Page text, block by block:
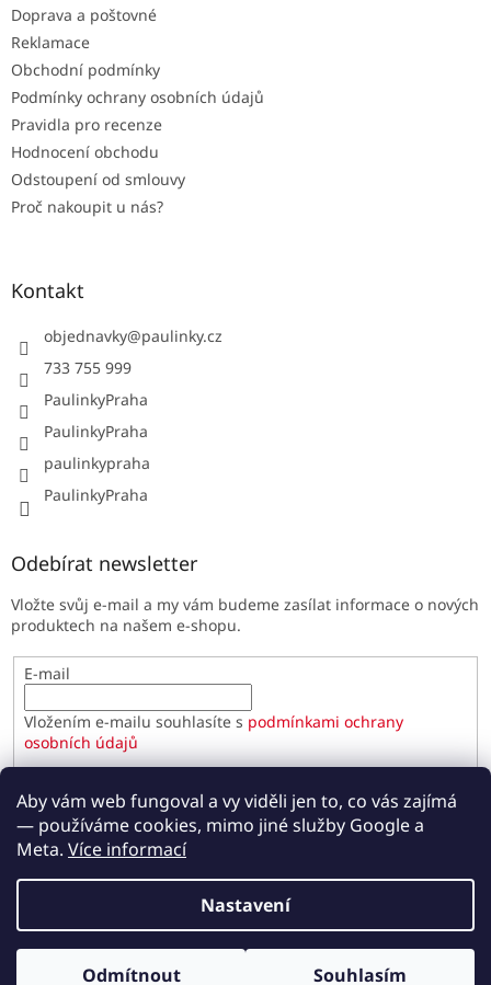
Aby vám web fungoval a vy viděli jen to, co vás zajímá
— používáme cookies, mimo jiné služby Google a
Meta. Více informací
Nastavení
Odmítnout Souhlasím
Doprava a poštovné
Reklamace
Obchodní podmínky
Podmínky ochrany osobních údajů
Pravidla pro recenze
Hodnocení obchodu
Odstoupení od smlouvy
Proč nakoupit u nás?
Kontakt
objednavky@paulinky.cz
733 755 999
PaulinkyPraha
PaulinkyPraha
paulinkypraha
PaulinkyPraha
Odebírat newsletter
Vložte svůj e-mail a my vám budeme zasílat informace o nových
produktech na našem e-shopu.
E-mail
Vložením e-mailu souhlasíte s podmínkami ochrany
osobních údajů
PŘIHLÁSIT SE
Paulínky.cz. Všechna práva vyhrazena.
Upravit nastavení cookies